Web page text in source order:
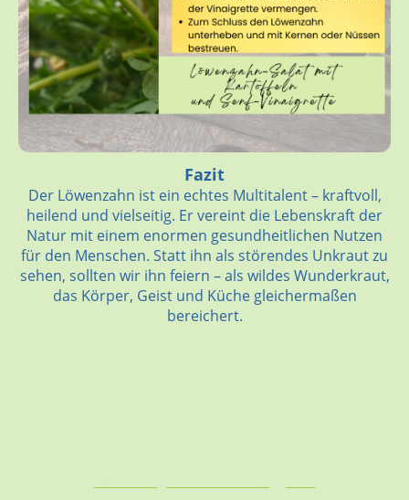
Fazit
Der Löwenzahn ist ein echtes Multitalent – kraftvoll,
heilend und vielseitig. Er vereint die Lebenskraft der
Natur mit einem enormen gesundheitlichen Nutzen
für den Menschen. Statt ihn als störendes Unkraut zu
sehen, sollten wir ihn feiern – als wildes Wunderkraut,
das Körper, Geist und Küche gleichermaßen
bereichert.